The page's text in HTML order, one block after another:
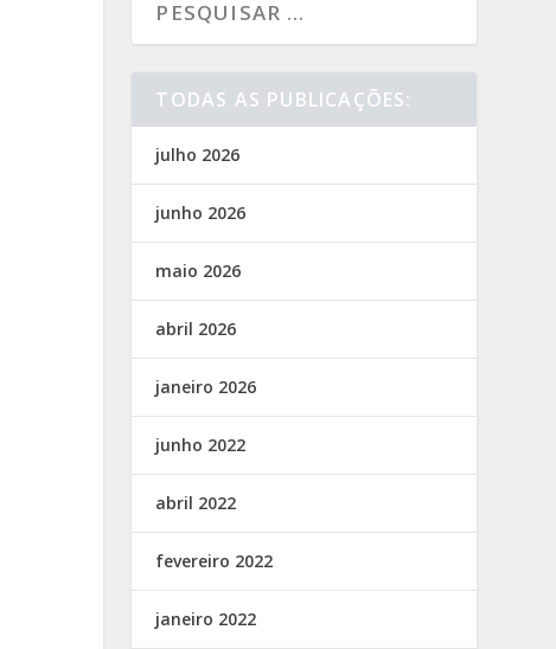
TODAS AS PUBLICAÇÕES:
julho 2026
junho 2026
maio 2026
abril 2026
janeiro 2026
junho 2022
abril 2022
fevereiro 2022
janeiro 2022